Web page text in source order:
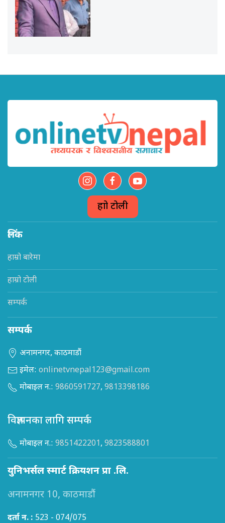
हाम्रो टोली
लिंक
हाम्रो बारेमा
हाम्रो टोली
सम्पर्क
सम्पर्क
अनामनगर, काठमाडौं
इमेल: onlinetvnepal123@gmail.com
मोबाइल न.: 9860591727, 9813398186
विज्ञापनका लागि सम्पर्क
मोबाइल न.: 9851422201, 9823588801
युनिभर्सल स्मार्ट क्रियशन प्रा .लि.
अनामनगर 10, काठमाडौं
दर्ता न. : 523 - 074/075